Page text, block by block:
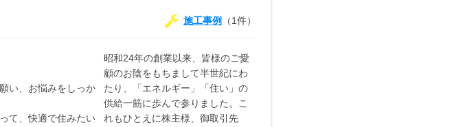
施工事例 （1件）
い、お悩みをしっか
て、快適で住みたい
昭和24年の創業以来、皆様のご愛
顧のお陰をもちまして半世紀にわ
たり、「エネルギー」「住い」の
供給一筋に歩んで参りました。こ
れもひとえに株主様、御取引先